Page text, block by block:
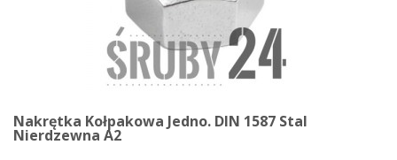
Nakrętka Kołpakowa Jedno. DIN 1587 Stal
Nierdzewna A2